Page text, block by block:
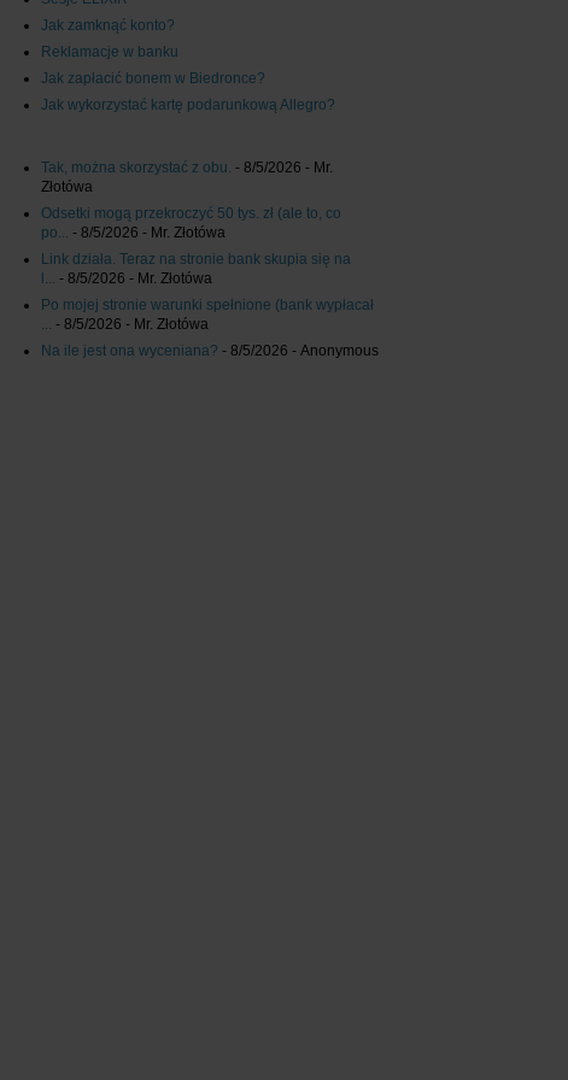
Jak zamknąć konto?
Reklamacje w banku
Jak zapłacić bonem w Biedronce?
Jak wykorzystać kartę podarunkową Allegro?
Tak, można skorzystać z obu. - 8/5/2026 - Mr.
Złotówa
Odsetki mogą przekroczyć 50 tys. zł (ale to, co
po... - 8/5/2026 - Mr. Złotówa
Link działa. Teraz na stronie bank skupia się na
l... - 8/5/2026 - Mr. Złotówa
Po mojej stronie warunki spełnione (bank wypłacał
... - 8/5/2026 - Mr. Złotówa
Na ile jest ona wyceniana? - 8/5/2026 - Anonymous